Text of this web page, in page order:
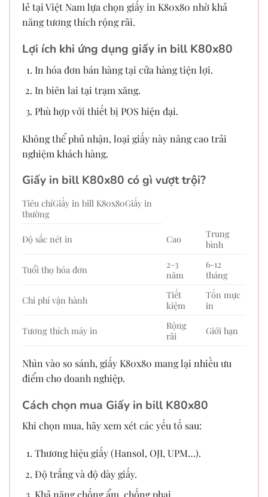
lẻ tại Việt Nam lựa chọn giấy in K80x80 nhờ khả
năng tương thích rộng rãi.
Lợi ích khi ứng dụng giấy in bill K80x80
In hóa đơn bán hàng tại cửa hàng tiện lợi.
In biên lai tại trạm xăng.
Phù hợp với thiết bị POS hiện đại.
Không thể phủ nhận, loại giấy này nâng cao trải
nghiệm khách hàng.
Giấy in bill K80x80 có gì vượt trội?
Tiêu chíGiấy in bill K80x80Giấy in
thường
Độ sắc nét in Cao
Trung
bình
Tuổi thọ hóa đơn
2-3
năm
6-12
tháng
Chi phí vận hành
Tiết
kiệm
Tốn mực
in
Tương thích máy in
Rộng
rãi
Giới hạn
Nhìn vào so sánh, giấy K80x80 mang lại nhiều ưu
điểm cho doanh nghiệp.
Cách chọn mua Giấy in bill K80x80
Khi chọn mua, hãy xem xét các yếu tố sau:
Thương hiệu giấy (Hansol, OJI, UPM…).
Độ trắng và độ dày giấy.
Khả năng chống ẩm, chống phai.